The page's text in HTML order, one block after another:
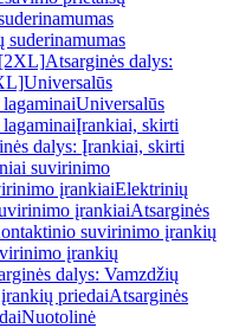
suderinamumas
[2XL]Atsarginės dalys:
Universalūs
Universalūs
Įrankiai, skirti
dalys: Įrankiai, skirti
suvirinimo
įrankiaiElektrinių
įrankiaiAtsarginės
suvirinimo įrankių
įrankių
dalys: Vamzdžių
priedaiAtsarginės
Nuotolinė